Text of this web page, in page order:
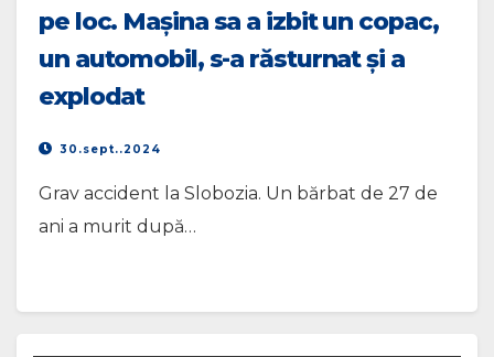
pe loc. Mașina sa a izbit un copac,
un automobil, s-a răsturnat și a
explodat
30.sept..2024
Grav accident la Slobozia. Un bărbat de 27 de
ani a murit după…